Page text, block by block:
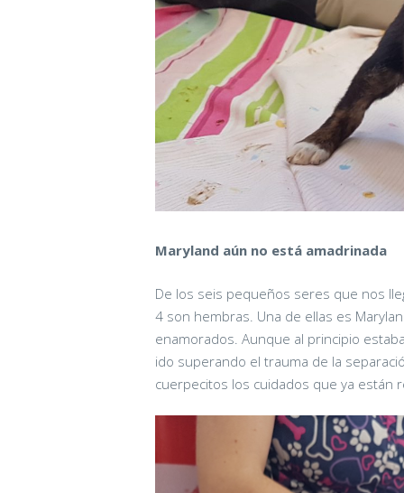
Maryland aún no está amadrinada
De los seis pequeños seres que nos
4 son hembras. Una de ellas es
enamorados. Aunque al principio
ido superando el trauma de la
cuerpecitos los cuidados que ya están